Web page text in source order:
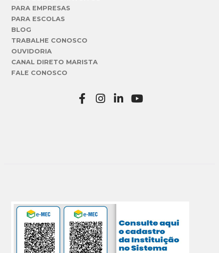
PARA EMPRESAS
PARA ESCOLAS
BLOG
TRABALHE CONOSCO
OUVIDORIA
CANAL DIRETO MARISTA
FALE CONOSCO